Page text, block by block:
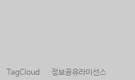
TagCloud 정보공유라이선스